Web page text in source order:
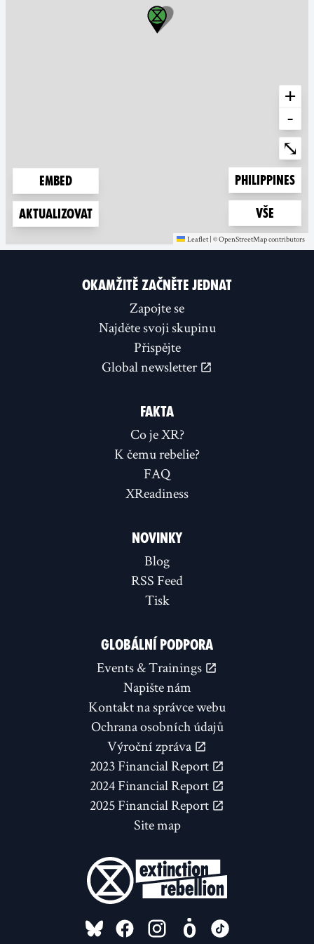
Embed
Aktualizovat
+
-
⤡
Zoom to
Philippines
Zoom to
Vše
Leaflet | ©OpenStreetMap
(new window) contributors
(new window)
OKAMŽITĚ ZAČNĚTE JEDNAT
Zapojte se
Najděte svoji skupinu
Přispějte
Global newsletter
FAKTA
Co je XR?
K čemu rebelie?
FAQ
XReadiness
NOVINKY
Blog
RSS Feed
Tisk
GLOBÁLNÍ PODPORA
Events & Trainings
Napište nám
Kontakt na správce webu
Ochrana osobních údajů
Výroční zpráva
2023 Financial Report
2024 Financial Report
2025 Financial Report
Site map
FOLLOW US ON